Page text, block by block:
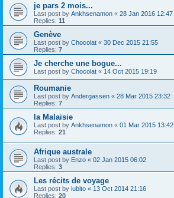
je pars 2 mois...
Last post by Ankhsenamon « 28 Jan 2016 12:47
Replies: 11
Genève
Last post by Chocolat « 30 Dec 2015 21:55
Replies: 7
Je cherche une bogue...
Last post by Chocolat « 14 Oct 2015 19:19
Roumanie
Last post by Andergassen « 28 Mar 2015 23:32
Replies: 7
la Malaisie
Last post by Ankhsenamon « 01 Mar 2015 13:42
Replies: 21
Afrique australe
Last post by Enzo « 02 Jan 2015 06:02
Replies: 3
Les récits de voyage
Last post by iubito « 13 Oct 2014 21:16
Replies: 20